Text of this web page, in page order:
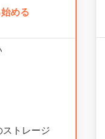
める
トレージ